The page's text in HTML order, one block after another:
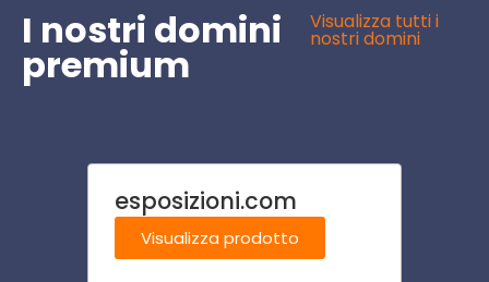
I nostri domini
premium
Visualizza tutti i
nostri domini
esposizioni.com
Visualizza prodotto